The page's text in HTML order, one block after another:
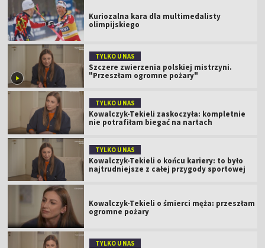
Kuriozalna kara dla multimedalisty
olimpijskiego
TYLKO U NAS
Szczere zwierzenia polskiej mistrzyni.
"Przeszłam ogromne pożary"
TYLKO U NAS
Kowalczyk-Tekieli zaskoczyła: kompletnie
nie potrafiłam biegać na nartach
TYLKO U NAS
Kowalczyk-Tekieli o końcu kariery: to było
najtrudniejsze z całej przygody sportowej
Kowalczyk-Tekieli o śmierci męża: przeszłam
ogromne pożary
TYLKO U NAS